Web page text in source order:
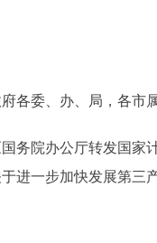
各委、办、局，各市
院办公厅转发国家计
进一步加快发展第三